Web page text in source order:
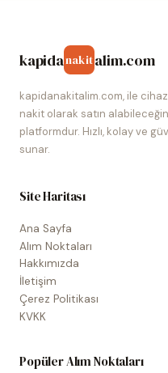
kapidanakitalim.com
kapidanakitalim.com, ile
nakit olarak satın
platformdur. Hızlı, kolay ve
sunar.
Site Haritası
Ana Sayfa
Alım Noktaları
Hakkımızda
İletişim
Çerez Politikası
KVKK
Popüler Alım Noktaları